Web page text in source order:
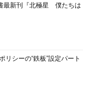
時代にDOS版UNIX-
産管理のパッケージソ
担当。著書に『図解で
』『Accessではじめる
コマンド入門』な
最新刊『北極星 僕たちは
リシーの“鉄板”設定パート